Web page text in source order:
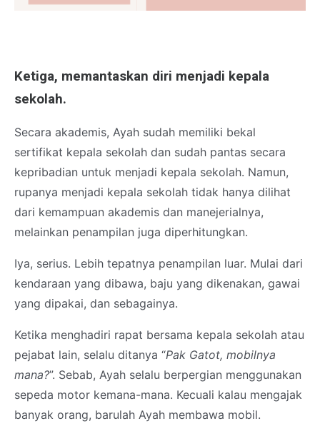
Ketiga, memantaskan diri menjadi kepala
sekolah.
Secara akademis, Ayah sudah memiliki bekal
sertifikat kepala sekolah dan sudah pantas secara
kepribadian untuk menjadi kepala sekolah. Namun,
rupanya menjadi kepala sekolah tidak hanya dilihat
dari kemampuan akademis dan manejerialnya,
melainkan penampilan juga diperhitungkan.
Iya, serius. Lebih tepatnya penampilan luar. Mulai dari
kendaraan yang dibawa, baju yang dikenakan, gawai
yang dipakai, dan sebagainya.
Ketika menghadiri rapat bersama kepala sekolah atau
pejabat lain, selalu ditanya “Pak Gatot, mobilnya
mana?”. Sebab, Ayah selalu berpergian menggunakan
sepeda motor kemana-mana. Kecuali kalau mengajak
banyak orang, barulah Ayah membawa mobil.